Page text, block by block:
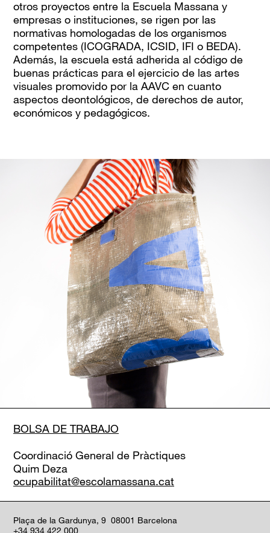
otros proyectos entre la Escuela Massana y
empresas o instituciones, se rigen por las
normativas homologadas de los organismos
competentes (ICOGRADA, ICSID, IFI o BEDA).
Además, la escuela está adherida al código de
buenas prácticas para el ejercicio de las artes
visuales promovido por la AAVC en cuanto
aspectos deontológicos, de derechos de autor,
económicos y pedagógicos.
BOLSA DE TRABAJO
Coordinació General de Pràctiques
Quim Deza
ocupabilitat@escolamassana.cat
Plaça de la Gardunya, 9 08001 Barcelona
+34 934 422 000